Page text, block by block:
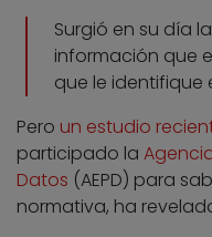
Surgió en su día
información que
que le identifique
Pero un estudio
participado la
Datos (AEPD) para
normativa, ha